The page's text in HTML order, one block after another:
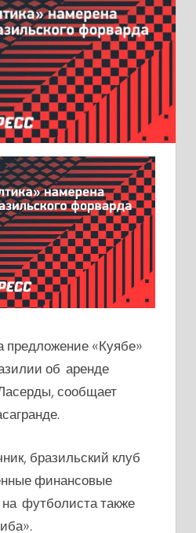
предложение «Куябе»
об аренде
сообщает
бразильский клуб
финансовые
футболиста также